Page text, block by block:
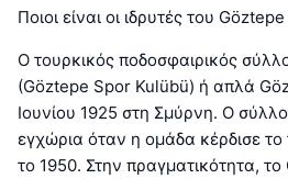
Ποιοι είναι οι ιδρυτές του
Ο τουρκικός ποδοσφαιρικός
(Göztepe Spor Kulübü) ή απλά
Ιουνίου 1925 στη Σμύρνη. Ο
εγχώρια όταν η ομάδα κέρδισε
το 1950. Στην πραγματικότητα,